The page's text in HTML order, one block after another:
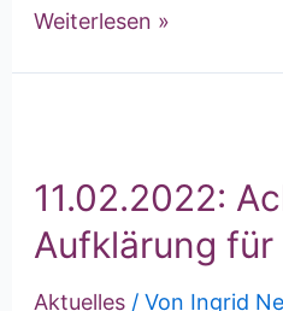
Weiterlesen »
11.02.2022:
Aufklärung
Aktuelles/ Von Ingrid